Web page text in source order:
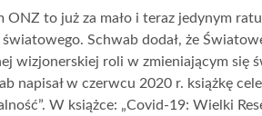
ONZ to już za mało i teraz jedynym
światowego. Schwab dodał, że
wizjonerskiej roli w zmieniającym się
napisał w czerwcu 2020 r. książkę
W książce: „Covid-19: Wielki